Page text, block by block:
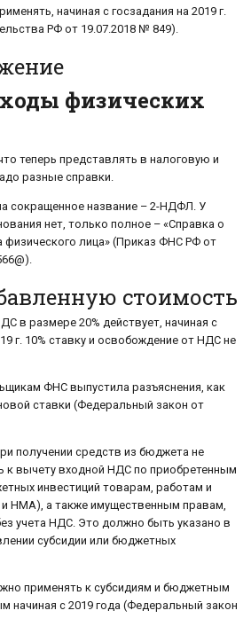
начиная с госзадания на 2019 г.
РФ от 19.07.2018 № 849).
физических
теперь представлять в налоговую и
разные справки.
сокращенное название – 2-НДФЛ. У
нет, только полное – «Справка о
физического лица» (Приказ ФНС РФ от
стоимость
в размере 20% действует, начиная с
г. 10% ставку и освобождение от НДС не
ФНС выпустила разъяснения, как
ставки (Федеральный закон от
получении средств из бюджета не
к вычету входной НДС по приобретенным
инвестиций товарам, работам и
и НМА), а также имущественным правам,
учета НДС. Это должно быть указано в
субсидии или бюджетных
применять к субсидиям и бюджетным
начиная с 2019 года (Федеральный закон